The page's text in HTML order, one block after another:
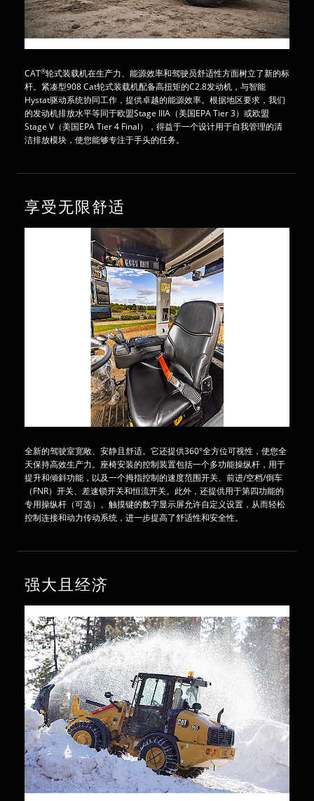
CAT®轮式装载机在生产力、能源效率和驾驶员舒适性方面树立了新的标
杆。紧凑型908 Cat轮式装载机配备高扭矩的C2.8发动机，与智能
Hystat驱动系统协同工作，提供卓越的能源效率。根据地区要求，我们
的发动机排放水平等同于欧盟Stage IIIA（美国EPA Tier 3）或欧盟
Stage V（美国EPA Tier 4 Final），得益于一个设计用于自我管理的清
洁排放模块，使您能够专注于手头的任务。
享受无限舒适
全新的驾驶室宽敞、安静且舒适。它还提供360°全方位可视性，使您全
天保持高效生产力。座椅安装的控制装置包括一个多功能操纵杆，用于
提升和倾斜功能，以及一个拇指控制的速度范围开关、前进/空档/倒车
（FNR）开关、差速锁开关和恒流开关。此外，还提供用于第四功能的
专用操纵杆（可选）。触摸键的数字显示屏允许自定义设置，从而轻松
控制连接和动力传动系统，进一步提高了舒适性和安全性。
强大且经济